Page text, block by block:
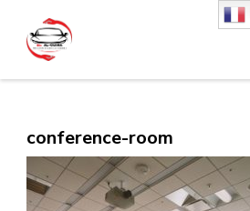
conference-room